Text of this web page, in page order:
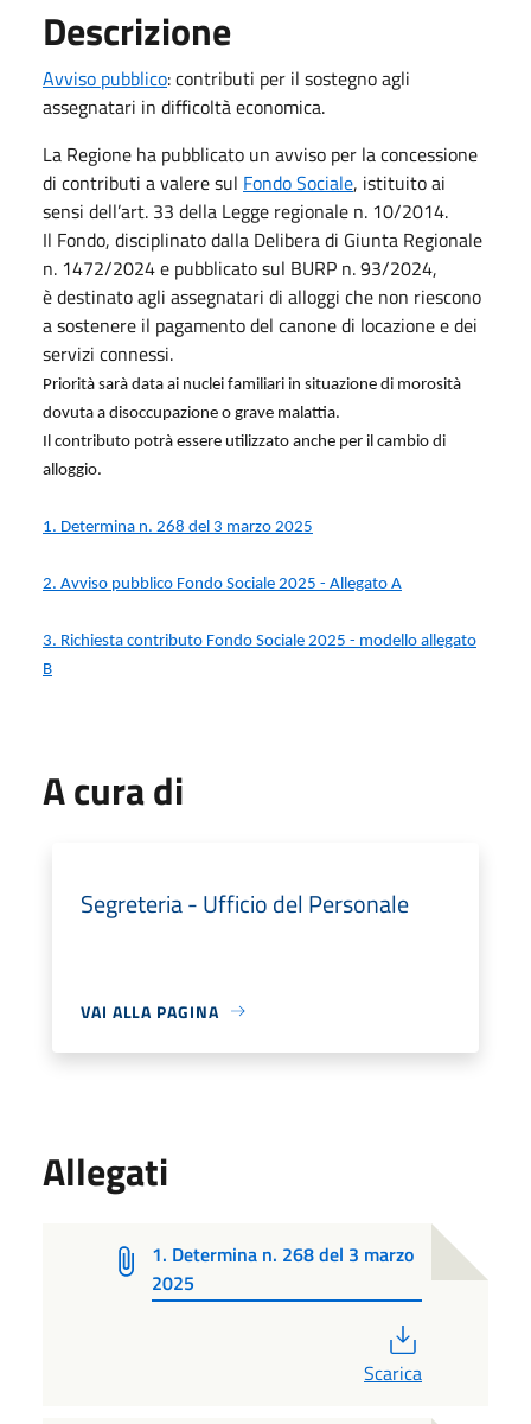
Descrizione
Avviso pubblico: contributi per il sostegno agli
assegnatari in difficoltà economica.
La Regione ha pubblicato un avviso per la concessione
di contributi a valere sul Fondo Sociale, istituito ai
sensi dell’art. 33 della Legge regionale n. 10/2014.
Il Fondo, disciplinato dalla Delibera di Giunta Regionale
n. 1472/2024 e pubblicato sul BURP n. 93/2024,
è destinato agli assegnatari di alloggi che non riescono
a sostenere il pagamento del canone di locazione e dei
servizi connessi.
Priorità sarà data ai nuclei familiari in situazione di morosità
dovuta a disoccupazione o grave malattia.
Il contributo potrà essere utilizzato anche per il cambio di
alloggio.
1. Determina n. 268 del 3 marzo 2025
2. Avviso pubblico Fondo Sociale 2025 - Allegato A
3. Richiesta contributo Fondo Sociale 2025 - modello allegato
B
A cura di
Segreteria - Ufficio del Personale
VAI ALLA PAGINA
Allegati
1. Determina n. 268 del 3 marzo
2025
Scarica